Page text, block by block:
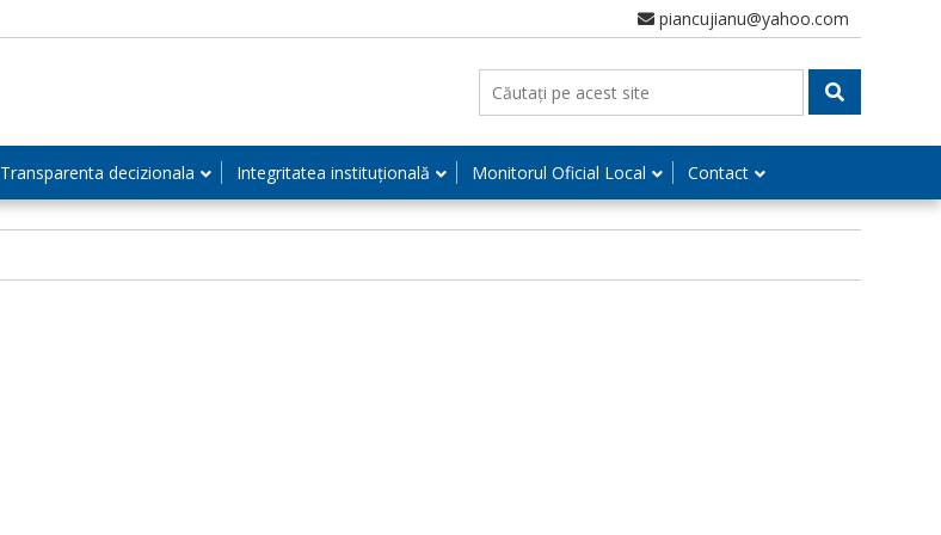
piancujianu@yahoo.com
Transparenta decizionala Integritatea instituțională Monitorul Oficial Local Contact